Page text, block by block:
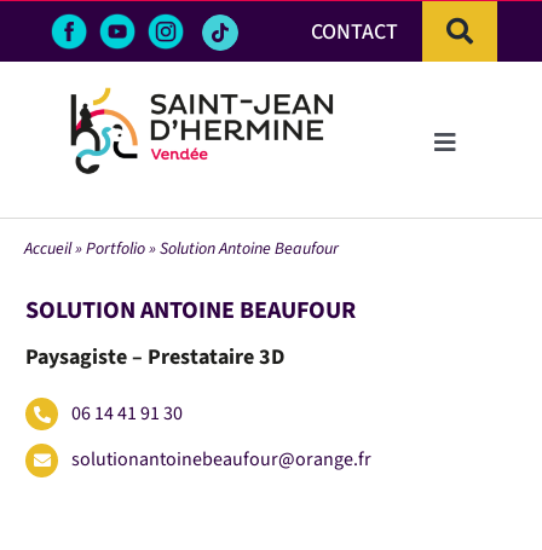
Passer
CONTACT
Toggle
VIE ÉCONOMIQUE
ACTIVITÉS ET LOISIRS
Accueil»Portfolio»Solution Antoine Beaufour
SOLUTION ANTOINE BEAUFOUR
Paysagiste – Prestataire 3D
06 14 41 91 30
solutionantoinebeaufour@orange.fr